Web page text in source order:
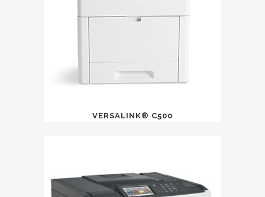
VERSALINK® C500